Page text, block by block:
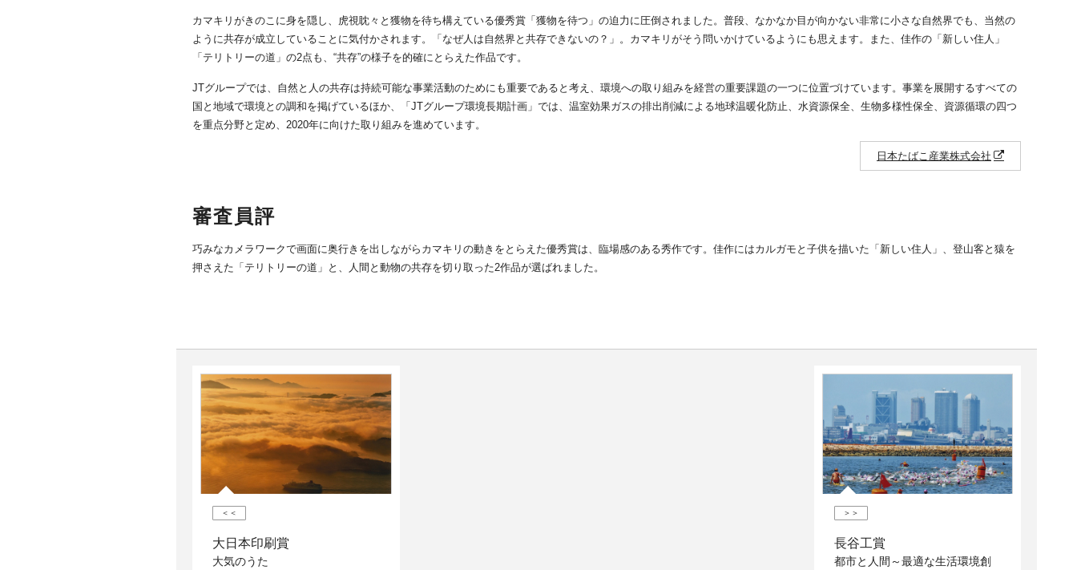
カマキリがきのこに身を隠し、虎視眈々と獲物を待ち構えている優秀賞「獲物を待つ」の迫力に圧倒されました。普段、なかなか目が向かない非常に小さな自然界でも、当然の
ように共存が成立していることに気付かされます。「なぜ人は自然界と共存できないの？」。カマキリがそう問いかけているようにも思えます。また、佳作の「新しい住人」
「テリトリーの道」の2点も、“共存”の様子を的確にとらえた作品です。
JTグループでは、自然と人の共存は持続可能な事業活動のためにも重要であると考え、環境への取り組みを経営の重要課題の一つに位置づけています。事業を展開するすべての
国と地域で環境との調和を掲げているほか、「JTグループ環境長期計画」では、温室効果ガスの排出削減による地球温暖化防止、水資源保全、生物多様性保全、資源循環の四つ
を重点分野と定め、2020年に向けた取り組みを進めています。
日本たばこ産業株式会社
審査員評
巧みなカメラワークで画面に奥行きを出しながらカマキリの動きをとらえた優秀賞は、臨場感のある秀作です。佳作にはカルガモと子供を描いた「新しい住人」、登山客と猿を
押さえた「テリトリーの道」と、人間と動物の共存を切り取った2作品が選ばれました。
＜＜
大日本印刷賞
大気のうた
＞＞
長谷工賞
都市と人間～最適な生活環境創